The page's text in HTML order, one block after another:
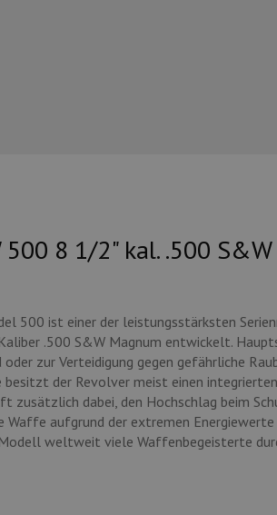
8 1/2" kal. .500 S&W
500 ist einer der leistungsstärksten
.500 S&W Magnum entwickelt.
zur Verteidigung gegen gefährliche
der Revolver meist einen
zusätzlich dabei, den Hochschlag beim
Waffe aufgrund der extremen
weltweit viele Waffenbegeisterte